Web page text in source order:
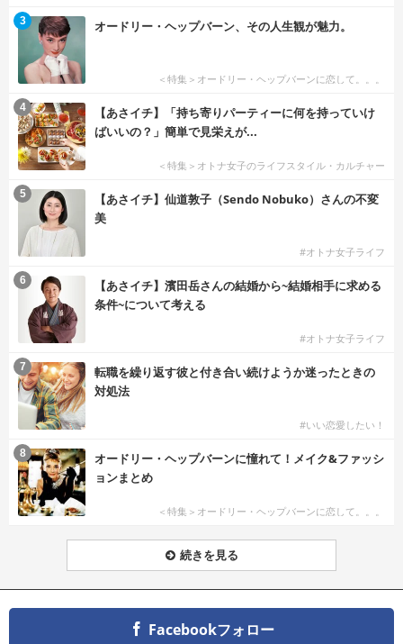
オードリー・ヘップバーン、その人生観が魅力。
＜特集＞オードリー・ヘップバーンに恋して。。。
3
【あさイチ】「持ち寄りパーティーに何を持っていけ
ばいいの？」簡単で見栄えが...
＜特集＞オトナ女子のライフスタイル・カルチャー
4
【あさイチ】仙道敦子（Sendo Nobuko）さんの不変
美
#オトナ女子ライフ
5
【あさイチ】濱田岳さんの結婚から~結婚相手に求める
条件~について考える
#オトナ女子ライフ
6
転職を繰り返す彼と付き合い続けようか迷ったときの
対処法
#いい恋愛したい！
7
オードリー・ヘップバーンに憧れて！メイク&ファッシ
ョンまとめ
＜特集＞オードリー・ヘップバーンに恋して。。。
8
続きを見る
Facebookフォロー